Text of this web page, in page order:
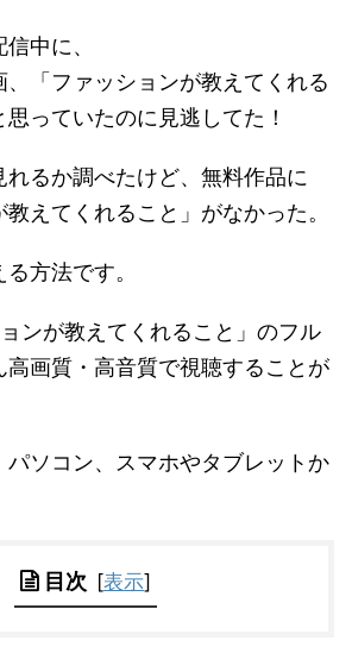
中に、
「ファッションが教えてくれる
っていたのに見逃してた！
れるか調べたけど、無料作品に
教えてくれること」がなかった。
方法です。
ンが教えてくれること」のフル
高画質・高音質で視聴することが
パソコン、スマホやタブレットか
目次 [表示]